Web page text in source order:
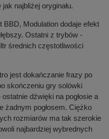
najbliżej oryginału.
Modulation dodaje efekt
Ostatni z trybów -
średnich częstotliwości
jest dokańczanie frazy po
skończeniu gry solówki
dźwięki na pogłosie a
żadnym pogłosem. Ciężko
rozmiarów ma tak szerokie
najbardziej wybrednych